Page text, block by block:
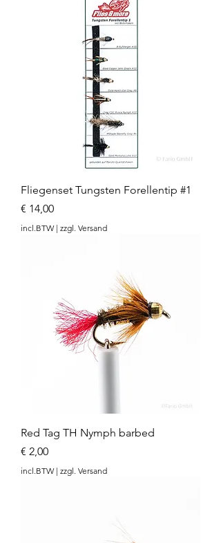
Fliegenset Tungsten Forellentip #1
Prijs
€ 14,00
incl.BTW | zzgl. Versand
Red Tag TH Nymph barbed
Prijs
€ 2,00
incl.BTW | zzgl. Versand